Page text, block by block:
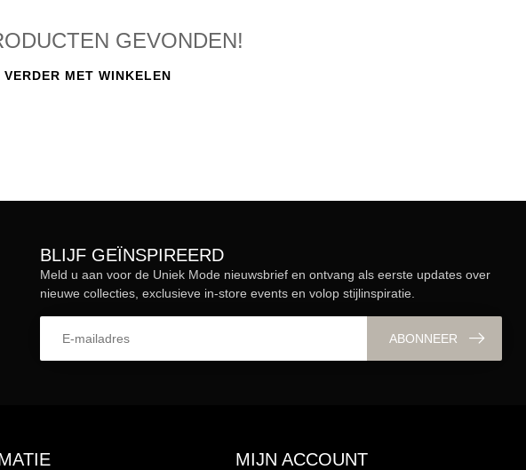
GEVONDEN!
VERDER MET WINKELEN
BLIJF GEÏNSPIREERD
Meld u aan voor de Uniek Mode nieuwsbrief en ontvang als eerste updates over
nieuwe collecties, exclusieve in-store events en volop stijlinspiratie.
ABONNEER
MIJN ACCOUNT